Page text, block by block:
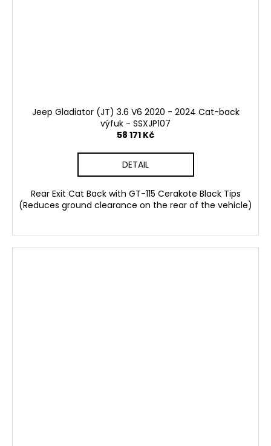
Jeep Gladiator (JT) 3.6 V6 2020 - 2024 Cat-back
výfuk - SSXJP107
58 171 Kč
DETAIL
Rear Exit Cat Back with GT-115 Cerakote Black Tips
(Reduces ground clearance on the rear of the vehicle)